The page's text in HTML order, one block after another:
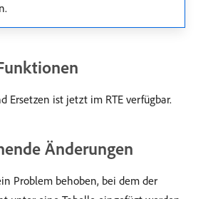
Ersetzen ist jetzt im RTE verfügbar.
Änderungen
Problem behoben, bei dem der